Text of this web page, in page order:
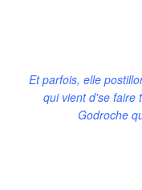
Et parfois, elle
qui vient d'se faire
Godroche